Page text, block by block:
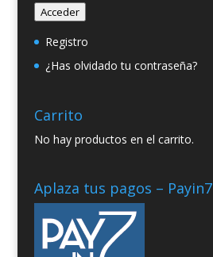
Acceder
Registro
¿Has olvidado tu contraseña?
Carrito
No hay productos en el carrito.
Aplaza tus pagos – Payin7